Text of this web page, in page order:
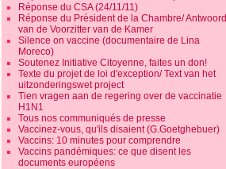
Réponse du CSA (24/11/11)
Réponse du Président de la Chambre/ Antwoord
van de Voorzitter van de Kamer
Silence on vaccine (documentaire de Lina
Moreco)
Soutenez Initiative Citoyenne, faites un don!
Texte du projet de loi d'exception/ Text van het
uitzonderingswet project
Tien vragen aan de regering over de vaccinatie
H1N1
Tous nos communiqués de presse
Vaccinez-vous, qu'ils disaient (G.Goetghebuer)
Vaccins: 10 minutes pour comprendre
Vaccins pandémiques: ce que disent les
documents européens